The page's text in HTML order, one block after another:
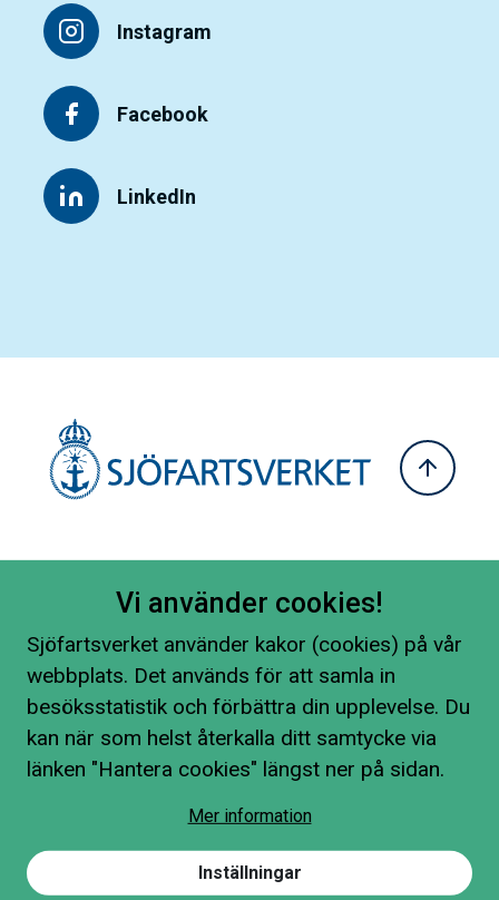
Instagram
Facebook
LinkedIn
Vi använder cookies!
Sjöfartsverket använder kakor (cookies) på vår
webbplats. Det används för att samla in
besöksstatistik och förbättra din upplevelse. Du
kan när som helst återkalla ditt samtycke via
länken "Hantera cookies" längst ner på sidan.
Mer information
Inställningar